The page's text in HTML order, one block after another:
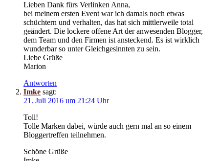
Lieben Dank fürs Verlinken Anna,
bei meinem ersten Event war ich damals noch etwas
schüchtern und verhalten, das hat sich mittlerweile total
geändert. Die lockere offene Art der anwesenden Blogger,
dem Team und den Firmen ist ansteckend. Es ist wirklich
wunderbar so unter Gleichgesinnten zu sein.
Liebe Grüße
Marion
Antworten
Imke sagt:
21. Juli 2016 um 21:24 Uhr
Toll!
Tolle Marken dabei, würde auch gern mal an so einem
Bloggertreffen teilnehmen.
Schöne Grüße